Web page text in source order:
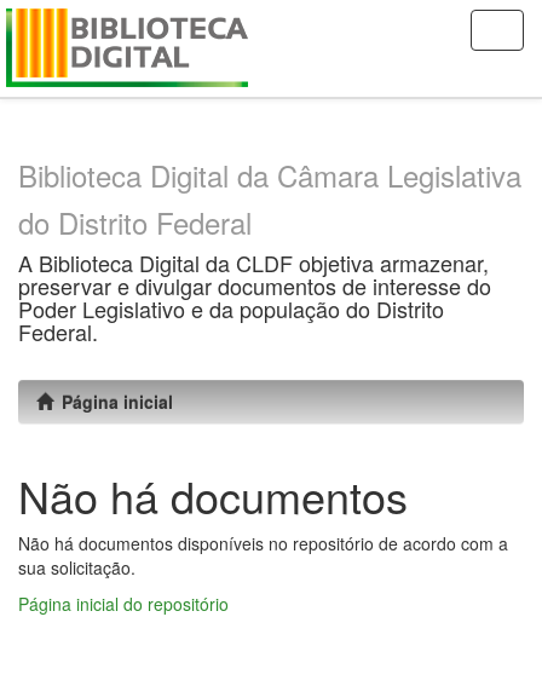
Skip
Biblioteca Digital da Câmara Legislativa
do Distrito Federal
A Biblioteca Digital da CLDF objetiva armazenar,
preservar e divulgar documentos de interesse do
Poder Legislativo e da população do Distrito
Federal.
Página inicial
Não há documentos
Não há documentos disponíveis no repositório de acordo com a
sua solicitação.
Página inicial do repositório